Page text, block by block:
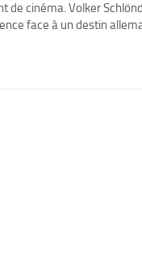
de cinéma. Volker
face à un destin